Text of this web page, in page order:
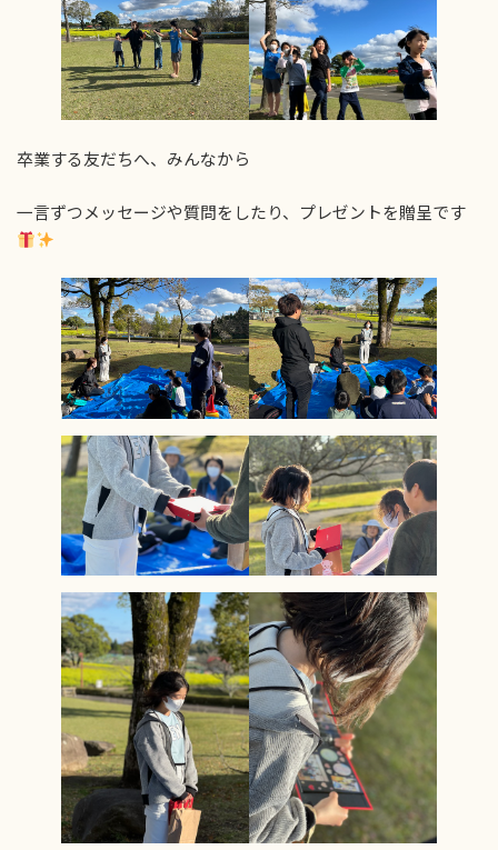
卒業する友だちへ、みんなから
一言ずつメッセージや質問をしたり、プレゼントを贈呈です